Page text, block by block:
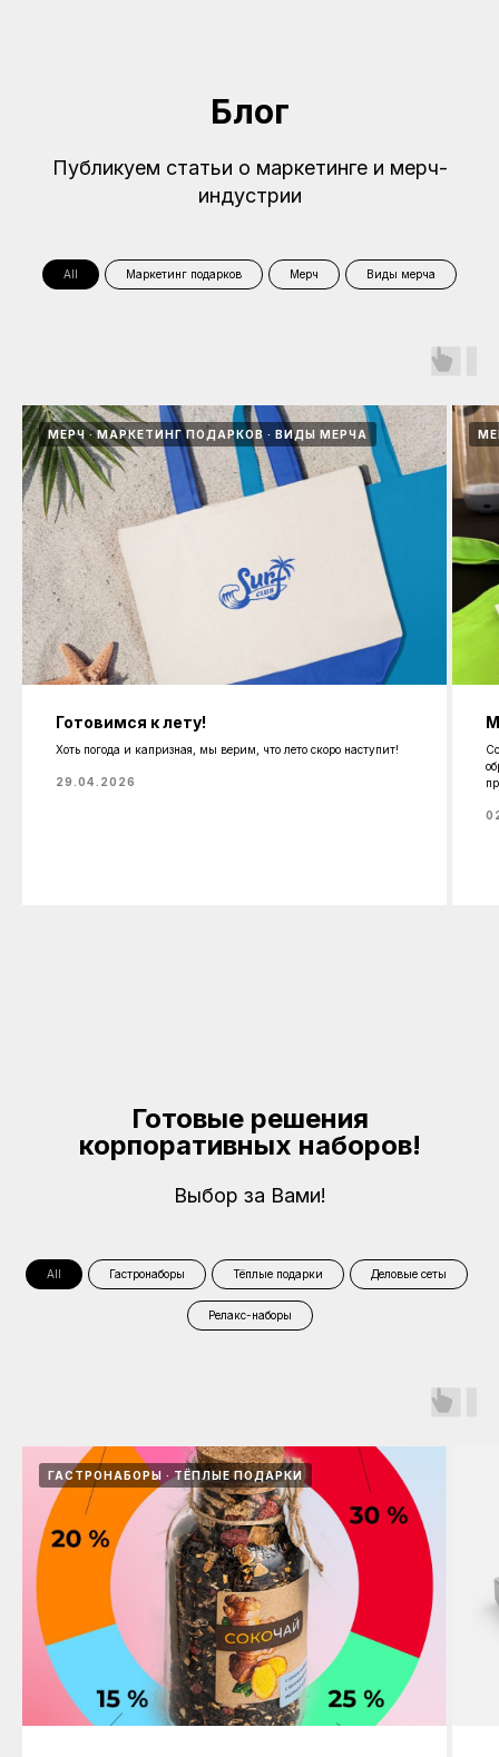
Блог
Публикуем статьи о маркетинге и мерч-
индустрии
All Маркетинг подарков Мерч Виды мерча
МЕРЧ МАРКЕТИНГ ПОДАРКОВ ВИДЫ МЕРЧА
Готовимся к лету!
Хоть погода и капризная, мы верим, что лето скоро наступит!
29.04.2026
Готовые решения
корпоративных наборов!
Выбор за Вами!
All Гастронаборы Тёплые подарки Деловые сеты
Релакс-наборы
ГАСТРОНАБОРЫ ТЁПЛЫЕ ПОДАРКИ